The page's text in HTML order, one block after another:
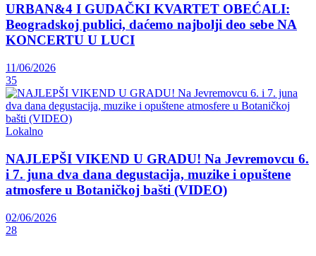
URBAN&4 I GUDAČKI KVARTET OBEĆALI:
Beogradskoj publici, daćemo najbolji deo sebe NA
KONCERTU U LUCI
11/06/2026
35
Lokalno
NAJLEPŠI VIKEND U GRADU! Na Jevremovcu 6.
i 7. juna dva dana degustacija, muzike i opuštene
atmosfere u Botaničkoj bašti (VIDEO)
02/06/2026
28